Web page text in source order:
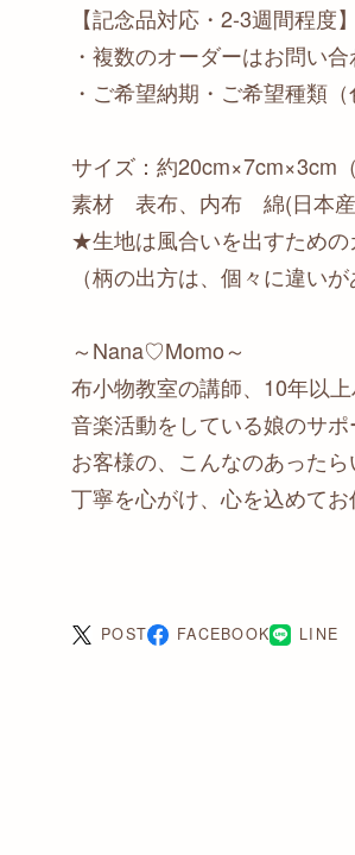
【記念品対応・2-3週間程度】
・複数のオーダーはお問い
・ご希望納期・ご希望種類
サイズ：約20cm×7cm×3cm
素材 表布、内布 綿(日本産
★生地は風合いを出すための
（柄の出方は、個々に違い
～Nana♡Momo～
布小物教室の講師、10年以
音楽活動をしている娘のサ
お客様の、こんなのあった
丁寧を心がけ、心を込めてお
POST FACEBOOK LINE